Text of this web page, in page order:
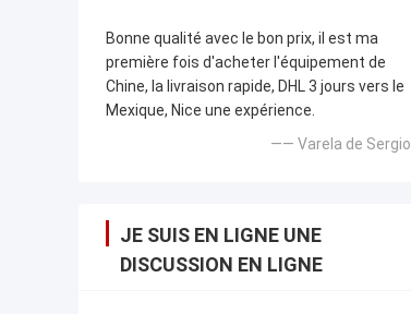
Bonne qualité avec le bon prix, il est ma
première fois d'acheter l'équipement de
Chine, la livraison rapide, DHL 3 jours vers le
Mexique, Nice une expérience.
—— Varela de Sergio
JE SUIS EN LIGNE UNE
DISCUSSION EN LIGNE